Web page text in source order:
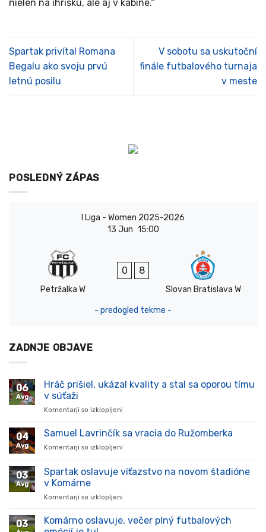
nielen na ihrisku, ale aj v kabíne.“
Spartak privítal Romana
Begalu ako svoju prvú
letnú posilu
V sobotu sa uskutoční
finále futbalového turnaja
v meste
POSLEDNÝ ZÁPAS
I Liga - Women 2025-2026
13 Jun 15:00
Petržalka W
0 8
Slovan Bratislava W
- predogled tekme -
ZADNJE OBJAVE
06
Avg
Hráč prišiel, ukázal kvality a stal sa oporou tímu
v súťaži
Komentarji so izklopljeni
prišiel,
stal
súťaži
04
Avg
Samuel Lavrinčík sa vracia do Ružomberka
Komentarji so izklopljeni
Lavrinčík
sa
03
Avg
Spartak oslavuje víťazstvo na novom štadióne
v Komárne
Komentarji so izklopljeni
oslavuje
03
Komárno oslavuje, večer plný futbalových